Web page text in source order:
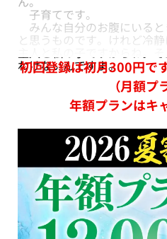
子育てです。
みんな自分のお腹にいる
と思うものです。けれど冷
わけないんですよ。
初回登録は初月300円で
（月額プ
年額プランはキ